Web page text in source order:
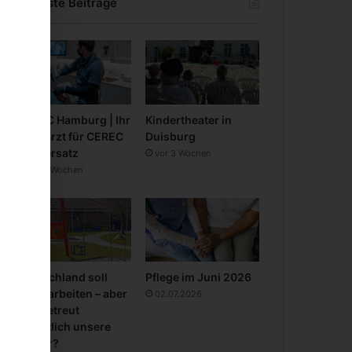
CEREC Hamburg | Ihr
Zahnarzt für CEREC
Zahnersatz
vor 3 Wochen
Kindertheater in
Duisburg
vor 3 Wochen
Deutschland soll
mehr arbeiten – aber
wer betreut
eigentlich unsere
Kinder?
Pflege im Juni 2026
02.07.2026